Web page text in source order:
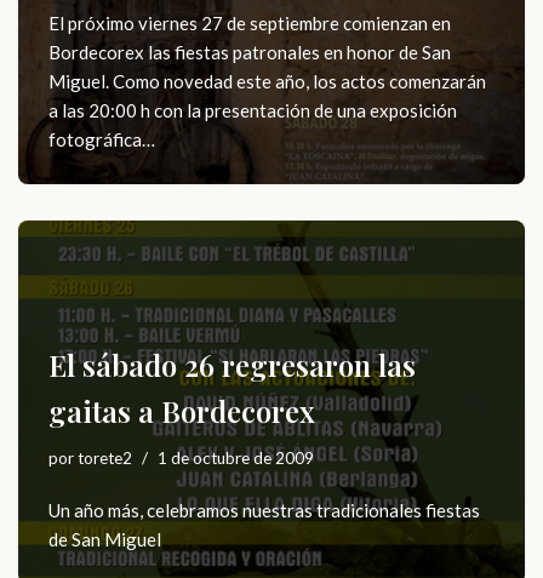
El próximo viernes 27 de septiembre comienzan en
Bordecorex las fiestas patronales en honor de San
Miguel. Como novedad este año, los actos comenzarán
a las 20:00 h con la presentación de una exposición
fotográfica…
El sábado 26 regresaron las
gaitas a Bordecorex
portorete2 1 de octubre de 2009
Un año más, celebramos nuestras tradicionales fiestas
de San Miguel